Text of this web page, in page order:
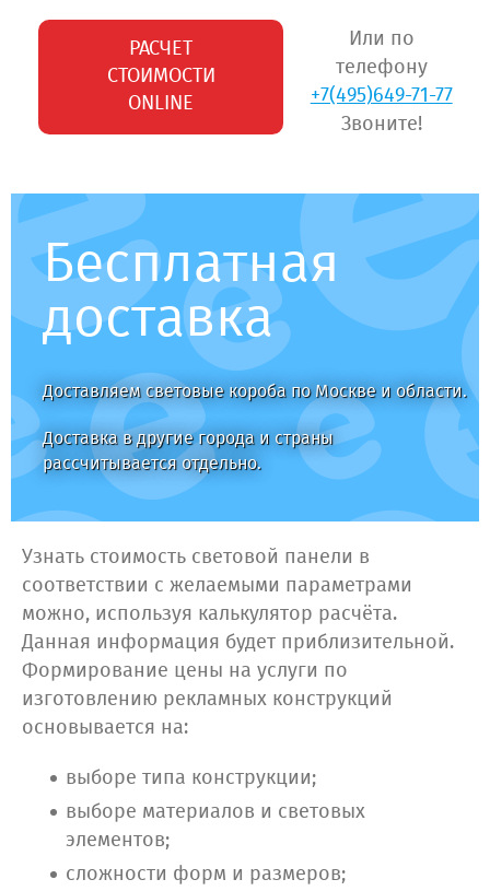
РАСЧЕТ
СТОИМОСТИ
ONLINE
Или по
телефону
+7(495)649-71-77
Звоните!
Бесплатная
доставка
Доставляем световые короба по Москве и области.
Доставка в другие города и страны
рассчитывается отдельно.
Узнать стоимость световой панели в
соответствии с желаемыми параметрами
можно, используя калькулятор расчёта.
Данная информация будет приблизительной.
Формирование цены на услуги по
изготовлению рекламных конструкций
основывается на:
выборе типа конструкции;
выборе материалов и световых
элементов;
сложности форм и размеров;